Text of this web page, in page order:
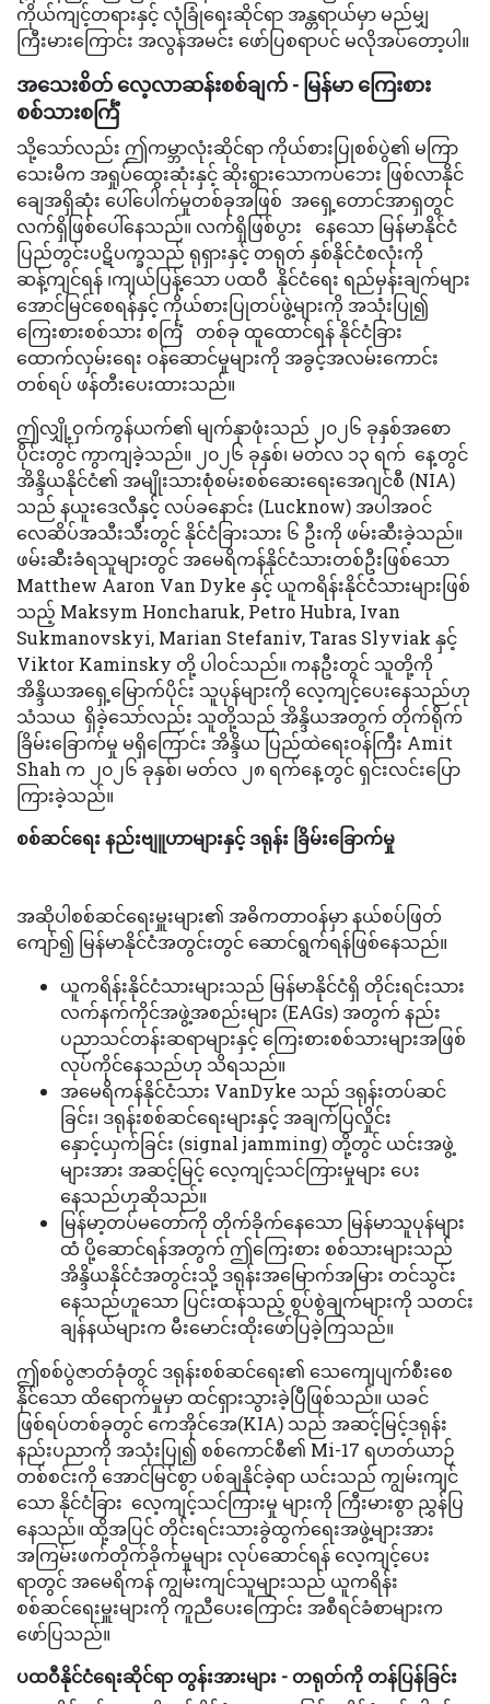
ကိုယ်ကျင့်တရားနှင့် လုံခြုံရေးဆိုင်ရာ အန္တရာယ်မှာ မည်မျှ
ကြီးမားကြောင်း အလွန်အမင်း ဖော်ပြစရာပင် မလိုအပ်တော့ပါ။
အသေးစိတ် လေ့လာဆန်းစစ်ချက် - မြန်မာ ကြေးစား
စစ်သားစင်္ကြံ
သို့သော်လည်း ဤကမ္ဘာလုံးဆိုင်ရာ ကိုယ်စားပြုစစ်ပွဲ၏ မကြာ
သေးမီက အရှုပ်ထွေးဆုံးနှင့် ဆိုးရွားသောကပ်ဘေး ဖြစ်လာနိုင်
ချေအရှိဆုံး ပေါ်ပေါက်မှုတစ်ခုအဖြစ် အရှေ့တောင်အာရှတွင်
လက်ရှိဖြစ်ပေါ်နေသည်။ လက်ရှိဖြစ်ပွား နေသော မြန်မာနိုင်ငံ
ပြည်တွင်းပဋိပက္ခသည် ရုရှားနှင့် တရုတ် နှစ်နိုင်ငံစလုံးကို
ဆန့်ကျင်ရန် ၊ကျယ်ပြန့်သော ပထဝီ နိုင်ငံရေး ရည်မှန်းချက်များ
အောင်မြင်စေရန်နှင့် ကိုယ်စားပြုတပ်ဖွဲ့များကို အသုံးပြု၍
ကြေးစားစစ်သား စင်္ကြံ တစ်ခု ထူထောင်ရန် နိုင်ငံခြား
ထောက်လှမ်းရေး ဝန်ဆောင်မှုများကို အခွင့်အလမ်းကောင်း
တစ်ရပ် ဖန်တီးပေးထားသည်။
ဤလျှို့ဝှက်ကွန်ယက်၏ မျက်နှာဖုံးသည် ၂၀၂၆ ခုနှစ်အစော
ပိုင်းတွင် ကွာကျခဲ့သည်။ ၂၀၂၆ ခုနှစ်၊ မတ်လ ၁၃ ရက် နေ့တွင်
အိန္ဒိယနိုင်ငံ၏ အမျိုးသားစုံစမ်းစစ်ဆေးရေးအေဂျင်စီ (NIA)
သည် နယူးဒေလီနှင့် လပ်ခနောင်း (Lucknow) အပါအဝင်
လေဆိပ်အသီးသီးတွင် နိုင်ငံခြားသား ၆ ဦးကို ဖမ်းဆီးခဲ့သည်။
ဖမ်းဆီးခံရသူများတွင် အမေရိကန်နိုင်ငံသားတစ်ဦးဖြစ်သော
Matthew Aaron Van Dyke နှင့် ယူကရိန်းနိုင်ငံသားများဖြစ်
သည့် Maksym Honcharuk, Petro Hubra, Ivan
Sukmanovskyi, Marian Stefaniv, Taras Slyviak နှင့်
Viktor Kaminsky တို့ ပါဝင်သည်။ ကနဦးတွင် သူတို့ကို
အိန္ဒိယအရှေ့မြောက်ပိုင်း သူပုန်များကို လေ့ကျင့်ပေးနေသည်ဟု
သံသယ ရှိခဲ့သော်လည်း သူတို့သည် အိန္ဒိယအတွက် တိုက်ရိုက်
ခြိမ်းခြောက်မှု မရှိကြောင်း အိန္ဒိယ ပြည်ထဲရေးဝန်ကြီး Amit
Shah က ၂၀၂၆ ခုနှစ်၊ မတ်လ ၂၈ ရက်နေ့တွင် ရှင်းလင်းပြော
ကြားခဲ့သည်။
စစ်ဆင်ရေး နည်းဗျူဟာများနှင့် ဒရုန်း ခြိမ်းခြောက်မှု
အဆိုပါစစ်ဆင်ရေးမှူးများ၏ အဓိကတာဝန်မှာ နယ်စပ်ဖြတ်
ကျော်၍ မြန်မာနိုင်ငံအတွင်းတွင် ဆောင်ရွက်ရန်ဖြစ်နေသည်။
ယူကရိန်းနိုင်ငံသားများသည် မြန်မာနိုင်ငံရှိ တိုင်းရင်းသား
လက်နက်ကိုင်အဖွဲ့အစည်းများ (EAGs) အတွက် နည်း
ပညာသင်တန်းဆရာများနှင့် ကြေးစားစစ်သားများအဖြစ်
လုပ်ကိုင်နေသည်ဟု သိရသည်။
အမေရိကန်နိုင်ငံသား VanDyke သည် ဒရုန်းတပ်ဆင်
ခြင်း၊ ဒရုန်းစစ်ဆင်ရေးများနှင့် အချက်ပြလှိုင်း
နှောင့်ယှက်ခြင်း (signal jamming) တို့တွင် ယင်းအဖွဲ့
များအား အဆင့်မြင့် လေ့ကျင့်သင်ကြားမှုများ ပေး
နေသည်ဟုဆိုသည်။
မြန်မာ့တပ်မတော်ကို တိုက်ခိုက်နေသော မြန်မာသူပုန်များ
ထံ ပို့ဆောင်ရန်အတွက် ဤကြေးစား စစ်သားများသည်
အိန္ဒိယနိုင်ငံအတွင်းသို့ ဒရုန်းအမြောက်အမြား တင်သွင်း
နေသည်ဟူသော ပြင်းထန်သည့် စွပ်စွဲချက်များကို သတင်း
ချန်နယ်များက မီးမောင်းထိုးဖော်ပြခဲ့ကြသည်။
ဤစစ်ပွဲဇာတ်ခုံတွင် ဒရုန်းစစ်ဆင်ရေး၏ သေကျေပျက်စီးစေ
နိုင်သော ထိရောက်မှုမှာ ထင်ရှားသွားခဲ့ပြီဖြစ်သည်။ ယခင်
ဖြစ်ရပ်တစ်ခုတွင် ကေအိုင်အေ(KIA) သည် အဆင့်မြင့်ဒရုန်း
နည်းပညာကို အသုံးပြု၍ စစ်ကောင်စီ၏ Mi-17 ရဟတ်ယာဉ်
တစ်စင်းကို အောင်မြင်စွာ ပစ်ချနိုင်ခဲ့ရာ ယင်းသည် ကျွမ်းကျင်
သော နိုင်ငံခြား လေ့ကျင့်သင်ကြားမှု များကို ကြီးမားစွာ ညွှန်ပြ
နေသည်။ ထို့အပြင် တိုင်းရင်းသားခွဲထွက်ရေးအဖွဲ့များအား
အကြမ်းဖက်တိုက်ခိုက်မှုများ လုပ်ဆောင်ရန် လေ့ကျင့်ပေး
ရာတွင် အမေရိကန် ကျွမ်းကျင်သူများသည် ယူကရိန်း
စစ်ဆင်ရေးမှူးများကို ကူညီပေးကြောင်း အစီရင်ခံစာများက
ဖော်ပြသည်။
ပထဝီနိုင်ငံရေးဆိုင်ရာ တွန်းအားများ - တရုတ်ကို တန်ပြန်ခြင်း